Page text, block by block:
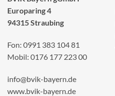
Europaring 4
94315 Straubing
Fon: 0991 383 104 81
Mobil: 0176 177 223 00
info@bvik-bayern.de
www.bvik-bayern.de